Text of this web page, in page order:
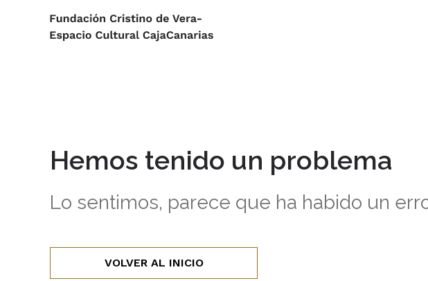
Hemos tenido un problema
Lo sentimos, parece que ha habido un
VOLVER AL INICIO